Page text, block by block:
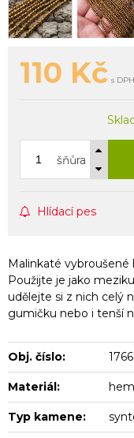
110 Kč s
šňůra
Hlídací pes
Malinkaté
Použijte je jako
udělejte si z nich celý
gumičku nebo i tenší
Obj. číslo: 1766
Materiál:
Typ kamene: